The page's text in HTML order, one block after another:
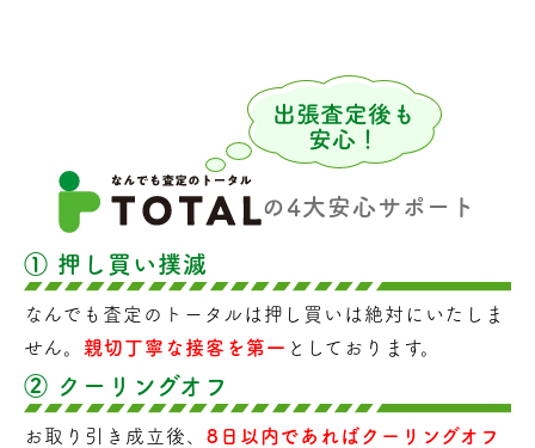
の4大安心サポート
① 押し買い撲滅
なんでも査定のトータルは押し買いは絶対にいたしま
せん。 親切丁寧な接客を第一 としております。
② クーリングオフ
お取り引き成立後、 8日以内であればクーリングオフ